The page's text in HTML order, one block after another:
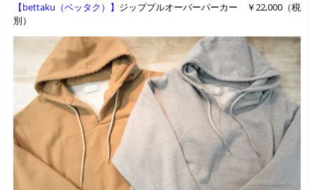
【bettaku（ベッタク）】 ジッププルオーバーパーカー ￥22,000（税
別）